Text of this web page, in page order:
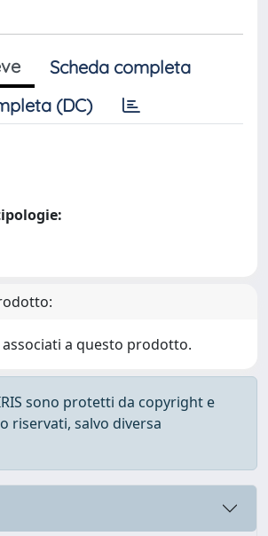
Scheda completa
(DC)
a questo prodotto.
sono protetti da copyright e
riservati, salvo diversa